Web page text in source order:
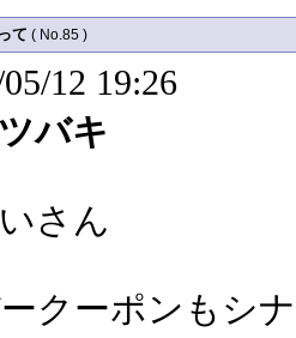
て ( No.85 )
12 19:26
バキ
さん
クーポンもシ